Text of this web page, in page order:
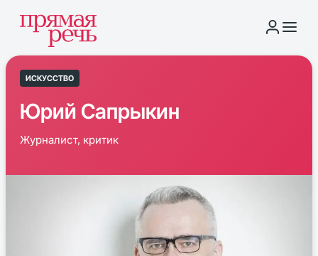
ИСКУССТВО
Юрий Сапрыкин
Журналист, критик